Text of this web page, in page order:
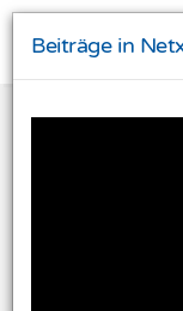
Beiträge in